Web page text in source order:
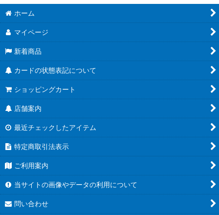
ホーム
マイページ
新着商品
カードの状態表記について
ショッピングカート
店舗案内
最近チェックしたアイテム
特定商取引法表示
ご利用案内
当サイトの画像やデータの利用について
問い合わせ